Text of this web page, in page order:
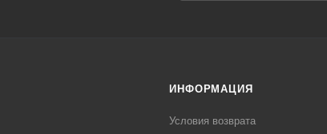
ИНФОРМАЦИЯ
Условия возврата